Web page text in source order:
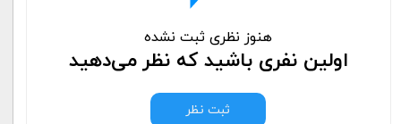
هنوز نظری ثبت نشده
اولین نفری باشید که نظر می‌دهید
ثبت نظر